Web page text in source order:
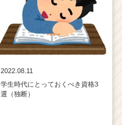
2022.08.11
学生時代にとっておくべき資格3
選（独断）